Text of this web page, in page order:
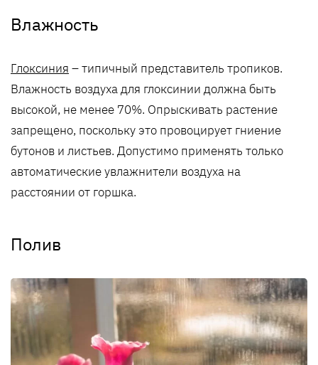
Влажность
Глоксиния – типичный представитель тропиков.
Влажность воздуха для глоксинии должна быть
высокой, не менее 70%. Опрыскивать растение
запрещено, поскольку это провоцирует гниение
бутонов и листьев. Допустимо применять только
автоматические увлажнители воздуха на
расстоянии от горшка.
Полив